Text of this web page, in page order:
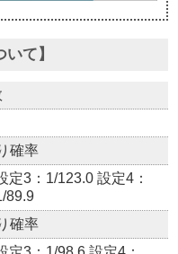
いて】
確率
3：1/123.0 設定4：
89.9
確率